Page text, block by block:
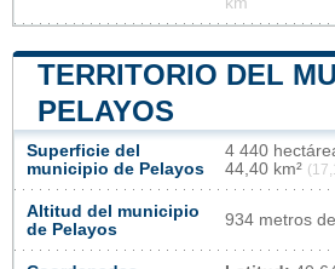
TERRITORIO DEL
PELAYOS
Superficie del
municipio de Pelayos
4 440
44,40 km²
Altitud del municipio
de Pelayos
934 metros